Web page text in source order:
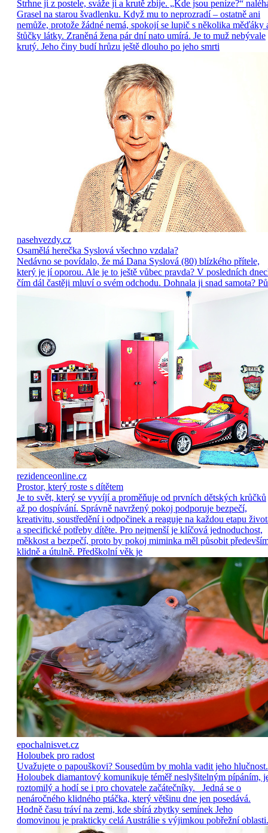
Strhne ji z postele, sváže ji a krutě zbije. „Kde jsou peníze?“
Grasel na starou švadlenku. Když mu to neprozradí – ostatně ani
nemůže, protože žádné nemá, spokojí se lupič s několika měďáky
štůčky látky. Zraněná žena pár dní nato umírá. Je to muž nebývale
krutý. Jeho činy budí hrůzu ještě dlouho po jeho smrti
nasehvezdy.cz
Osamělá herečka Syslová všechno vzdala?
Nedávno se povídalo, že má Dana Syslová (80) blízkého přítele,
který je jí oporou. Ale je to ještě vůbec pravda? V posledních
čím dál častěji mluví o svém odchodu. Dohnala ji snad samota?
rezidenceonline.cz
Prostor, který roste s dítětem
Je to svět, který se vyvíjí a proměňuje od prvních dětských krůčků
až po dospívání. Správně navržený pokoj podporuje bezpečí,
kreativitu, soustředění i odpočinek a reaguje na každou etapu
a specifické potřeby dítěte. Pro nejmenší je klíčová jednoduchost,
měkkost a bezpečí, proto by pokoj miminka měl působit
klidně a útulně. Předškolní věk je
epochalnisvet.cz
Holoubek pro radost
Uvažujete o papouškovi? Sousedům by mohla vadit jeho hlučnost.
Holoubek diamantový komunikuje téměř neslyšitelným pípáním,
roztomilý a hodí se i pro chovatele začátečníky. Jedná se o
nenáročného klidného ptáčka, který většinu dne jen posedává.
Hodně času tráví na zemi, kde sbírá zbytky semínek Jeho
domovinou je prakticky celá Austrálie s výjimkou pobřežní oblasti.